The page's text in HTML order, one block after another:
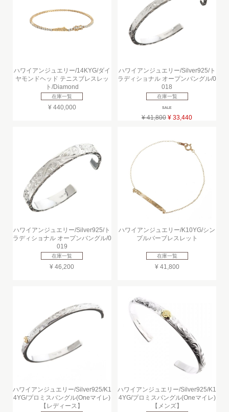
ハワイアンジュエリー/14KYG/ダイ
ヤモンドヘッド テニスブレスレッ
ト/Diamond
在庫一覧
¥ 440,000
ハワイアンジュエリー/Silver925/ト
ラディショナル オープンバングル/0
018
在庫一覧
SALE
¥ 41,800 ¥ 33,440
ハワイアンジュエリー/Silver925/ト
ラディショナル オープンバングル/0
019
在庫一覧
¥ 46,200
ハワイアンジュエリー/K10YG/シン
プルバーブレスレット
在庫一覧
¥ 41,800
ハワイアンジュエリー/Silver925/K1
4YG/プロミスバングル(Oneマイレ)
【レディース】
ハワイアンジュエリー/Silver925/K1
4YG/プロミスバングル(Oneマイレ)
【メンズ】